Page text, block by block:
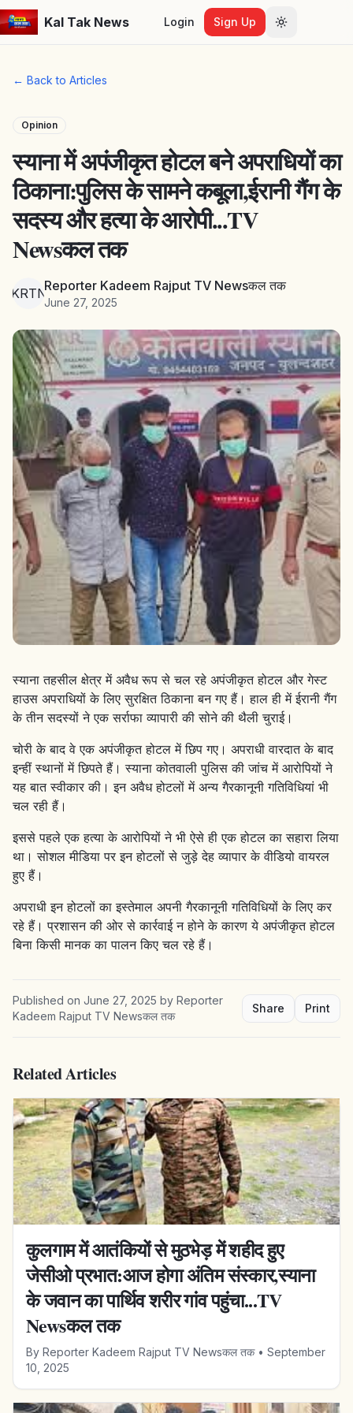
Kal Tak News Login Sign Up Toggle
← Back to Articles
Opinion
स्याना में अपंजीकृत होटल बने अपराधियों का
ठिकाना:पुलिस के सामने कबूला,ईरानी गैंग के
सदस्य और हत्या के आरोपी...TV
Newsकल तक
RKRTNतReporter Kadeem Rajput TV Newsकल तक
June 27, 2025
स्याना तहसील क्षेत्र में अवैध रूप से चल रहे अपंजीकृत होटल और गेस्ट
हाउस अपराधियों के लिए सुरक्षित ठिकाना बन गए हैं। हाल ही में ईरानी गैंग
के तीन सदस्यों ने एक सर्राफा व्यापारी की सोने की थैली चुराई।
चोरी के बाद वे एक अपंजीकृत होटल में छिप गए। अपराधी वारदात के बाद
इन्हीं स्थानों में छिपते हैं। स्याना कोतवाली पुलिस की जांच में आरोपियों ने
यह बात स्वीकार की। इन अवैध होटलों में अन्य गैरकानूनी गतिविधियां भी
चल रही हैं।
इससे पहले एक हत्या के आरोपियों ने भी ऐसे ही एक होटल का सहारा लिया
था। सोशल मीडिया पर इन होटलों से जुड़े देह व्यापार के वीडियो वायरल
हुए हैं।
अपराधी इन होटलों का इस्तेमाल अपनी गैरकानूनी गतिविधियों के लिए कर
रहे हैं। प्रशासन की ओर से कार्रवाई न होने के कारण ये अपंजीकृत होटल
बिना किसी मानक का पालन किए चल रहे हैं।
Published on June 27, 2025 by Reporter
Kadeem Rajput TV Newsकल तक
Share Print
Related Articles
कुलगाम में आतंकियों से मुठभेड़ में शहीद हुए
जेसीओ प्रभात:आज होगा अंतिम संस्कार,स्याना
के जवान का पार्थिव शरीर गांव पहुंचा...TV
Newsकल तक
By Reporter Kadeem Rajput TV Newsकल तक• September
10, 2025